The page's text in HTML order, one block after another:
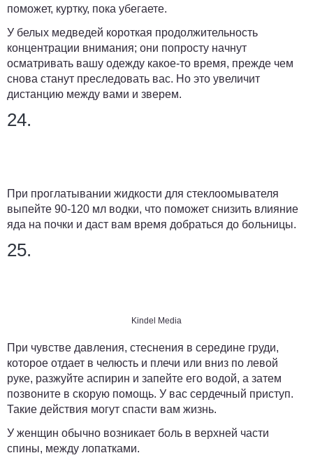
поможет, куртку, пока убегаете.
У белых медведей короткая продолжительность
концентрации внимания; они попросту начнут
осматривать вашу одежду какое-то время, прежде чем
снова станут преследовать вас. Но это увеличит
дистанцию между вами и зверем.
24.
При проглатывании жидкости для стеклоомывателя
выпейте 90-120 мл водки, что поможет снизить влияние
яда на почки и даст вам время добраться до больницы.
25.
Kindel Media
При чувстве давления, стеснения в середине груди,
которое отдает в челюсть и плечи или вниз по левой
руке, разжуйте аспирин и запейте его водой, а затем
позвоните в скорую помощь. У вас сердечный приступ.
Такие действия могут спасти вам жизнь.
У женщин обычно возникает боль в верхней части
спины, между лопатками.